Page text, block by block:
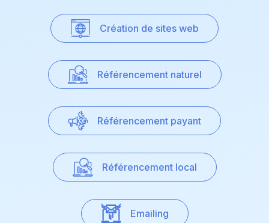
Création de sites web
Référencement naturel
Référencement payant
Référencement local
Emailing